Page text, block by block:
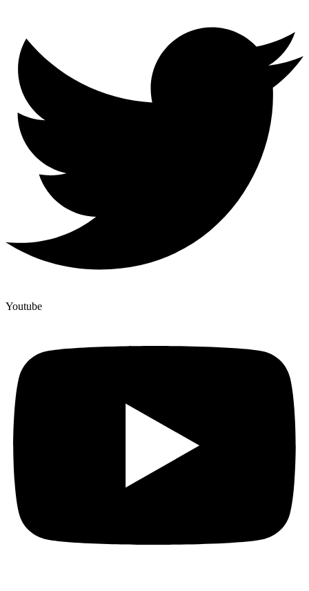
Youtube